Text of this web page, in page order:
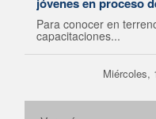
Para conocer en
capacitaciones...
Miércoles,